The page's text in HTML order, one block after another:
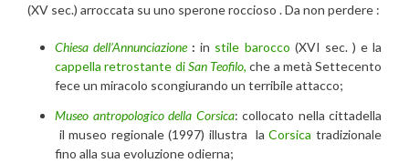
(XV sec.) arroccata su uno sperone roccioso . Da non perdere :
Chiesa dell’Annunciazione: in stile barocco (XVI sec. ) e la
cappella retrostante diSan Teofilo, che a metà Settecento
fece un miracolo scongiurando un terribile attacco;
Museo antropologico della Corsica: collocato nella cittadella
il museo regionale (1997) illustra laCorsica tradizionale
fino alla sua evoluzione odierna;